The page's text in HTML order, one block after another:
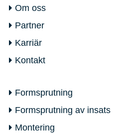
Om oss
Partner
Karriär
Kontakt
Formsprutning
Formsprutning av insats
Montering